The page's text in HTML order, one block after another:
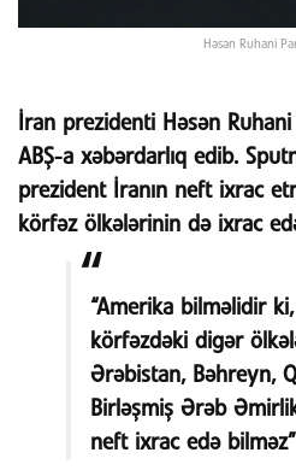
Həsən Ruhani
İran prezidenti Həsən
ABŞ-a xəbərdarlıq edib.
prezident İranın neft ixrac
körfəz ölkələrinin də ixrac
“Amerika bilməlidir
körfəzdəki digər
Ərəbistan, Bəhreyn,
Birləşmiş Ərəb
neft ixrac edə